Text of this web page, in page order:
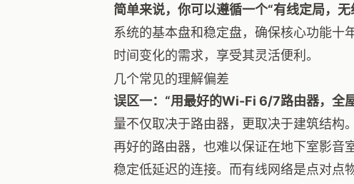
简单来说，你可以遵循一个“有线定局，无
系统的基本盘和稳定盘，确保核心功能十
时间变化的需求，享受其灵活便利。
几个常见的理解偏差
误区一：“用最好的Wi-Fi 6/7路由器，全
量不仅取决于路由器，更取决于建筑结构
再好的路由器，也难以保证在地下室影音
稳定低延迟的连接。而有线网络是点对点